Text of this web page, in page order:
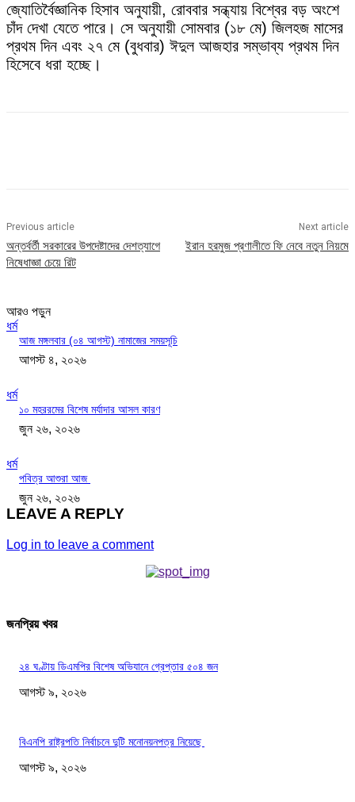
জ্যোতির্বৈজ্ঞানিক হিসাব অনুযায়ী, রোববার সন্ধ্যায় বিশ্বের বড় অংশে
চাঁদ দেখা যেতে পারে। সে অনুযায়ী সোমবার (১৮ মে) জিলহজ মাসের
প্রথম দিন এবং ২৭ মে (বুধবার) ঈদুল আজহার সম্ভাব্য প্রথম দিন
হিসেবে ধরা হচ্ছে।
Previous article
অন্তর্বর্তী সরকারের উপদেষ্টাদের দেশত্যাগে
নিষেধাজ্ঞা চেয়ে রিট
Next article
ইরান হরমুজ প্রণালীতে ফি নেবে নতুন নিয়মে
আরও পড়ুন
ধর্ম
আজ মঙ্গলবার (০৪ আগস্ট) নামাজের সময়সূচি
আগস্ট ৪, ২০২৬
ধর্ম
১০ মহররমের বিশেষ মর্যাদার আসল কারণ
জুন ২৬, ২০২৬
ধর্ম
পবিত্র আশুরা আজ
জুন ২৬, ২০২৬
LEAVE A REPLY
Log in to leave a comment
জনপ্রিয় খবর
২৪ ঘণ্টায় ডিএমপির বিশেষ অভিযানে গ্রেপ্তার ৫০৪ জন
আগস্ট ৯, ২০২৬
বিএনপি রাষ্ট্রপতি নির্বাচনে দুটি মনোনয়নপত্র নিয়েছে
আগস্ট ৯, ২০২৬